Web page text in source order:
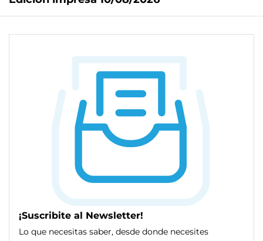
¡Suscribite al Newsletter!
Lo que necesitas saber, desde donde necesites